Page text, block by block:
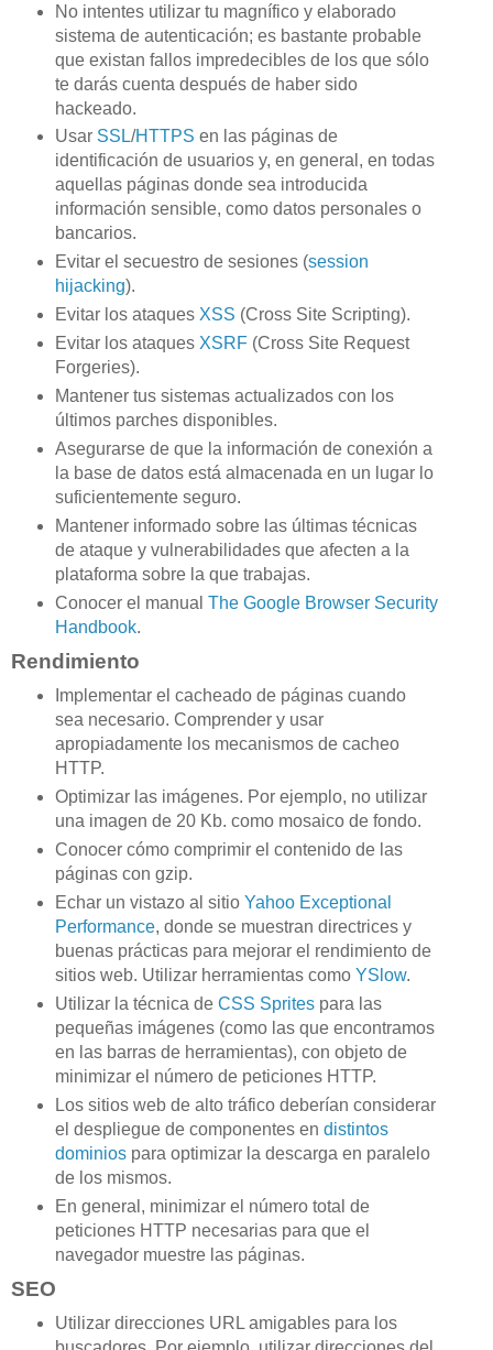
No intentes utilizar tu magnífico y elaborado
sistema de autenticación; es bastante probable
que existan fallos impredecibles de los que sólo
te darás cuenta después de haber sido
hackeado.
Usar SSL/HTTPS en las páginas de
identificación de usuarios y, en general, en todas
aquellas páginas donde sea introducida
información sensible, como datos personales o
bancarios.
Evitar el secuestro de sesiones (session
hijacking).
Evitar los ataques XSS (Cross Site Scripting).
Evitar los ataques XSRF(Cross Site Request
Forgeries).
Mantener tus sistemas actualizados con los
últimos parches disponibles.
Asegurarse de que la información de conexión a
la base de datos está almacenada en un lugar lo
suficientemente seguro.
Mantener informado sobre las últimas técnicas
de ataque y vulnerabilidades que afecten a la
plataforma sobre la que trabajas.
Conocer el manual The Google Browser Security
Handbook.
Rendimiento
Implementar el cacheado de páginas cuando
sea necesario. Comprender y usar
apropiadamente los mecanismos de cacheo
HTTP.
Optimizar las imágenes. Por ejemplo, no utilizar
una imagen de 20 Kb. como mosaico de fondo.
Conocer cómo comprimir el contenido de las
páginas con gzip.
Echar un vistazo al sitio Yahoo Exceptional
Performance, donde se muestran directrices y
buenas prácticas para mejorar el rendimiento de
sitios web. Utilizar herramientas como YSlow.
Utilizar la técnica de CSS Spritespara las
pequeñas imágenes (como las que encontramos
en las barras de herramientas), con objeto de
minimizar el número de peticiones HTTP.
Los sitios web de alto tráfico deberían considerar
el despliegue de componentes en distintos
dominiospara optimizar la descarga en paralelo
de los mismos.
En general, minimizar el número total de
peticiones HTTP necesarias para que el
navegador muestre las páginas.
SEO
Utilizar direcciones URL amigables para los